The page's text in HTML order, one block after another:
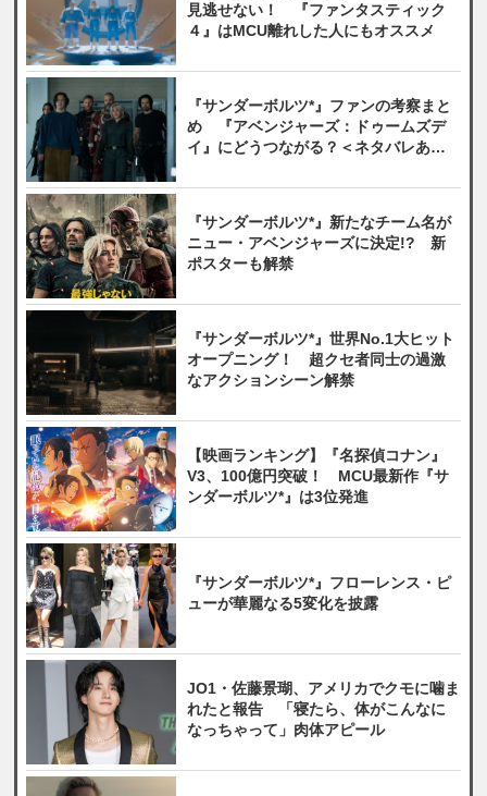
見逃せない！ 『ファンタスティック
４』はMCU離れした人にもオススメ
『サンダーボルツ*』ファンの考察まと
め 『アベンジャーズ：ドゥームズデ
イ』にどうつながる？＜ネタバレあり
『サンダーボルツ*』新たなチーム名が
ニュー・アベンジャーズに決定!? 新
ポスターも解禁
『サンダーボルツ*』世界No.1大ヒット
オープニング！ 超クセ者同士の過激
なアクションシーン解禁
【映画ランキング】『名探偵コナン』
V3、100億円突破！ MCU最新作『サ
ンダーボルツ*』は3位発進
『サンダーボルツ*』フローレンス・ピ
ューが華麗なる5変化を披露
JO1・佐藤景瑚、アメリカでクモに噛ま
れたと報告 「寝たら、体がこんなに
なっちゃって」肉体アピール